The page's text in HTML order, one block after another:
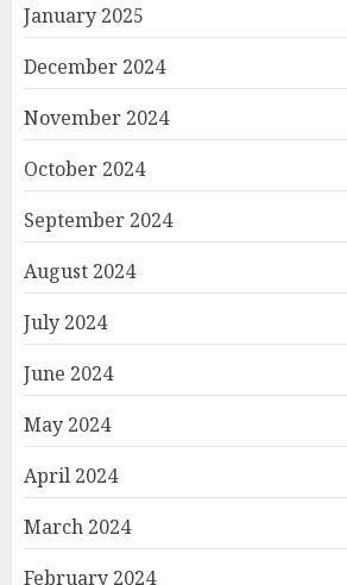
January 2025
December 2024
November 2024
October 2024
September 2024
August 2024
July 2024
June 2024
May 2024
April 2024
March 2024
February 2024